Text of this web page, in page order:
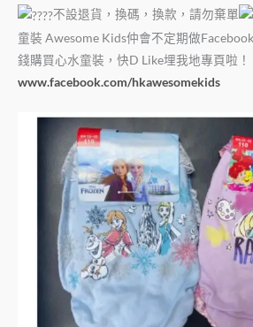
不設退貨，換碼，換款，請勿棄單
童裝 Awesome Kids仲會不定期做
錢購買心水童裝，快D Like埋我地專頁啦！
www.facebook.com/hkawesomekids